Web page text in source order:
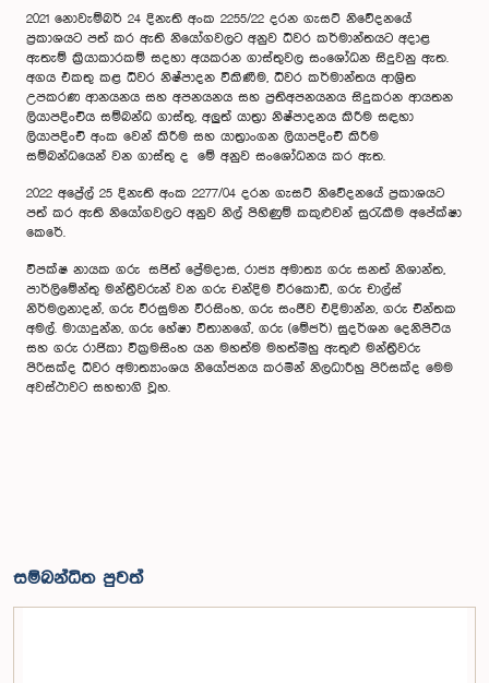
2021 නොවැම්බර් 24 දිනැති අංක 2255/22 දරන ගැසට් නිවේදනයේ
ප්‍රකාශයට පත් කර ඇති නියෝගවලට අනුව ධීවර කර්මාන්තයට අදාළ
ඇතැම් ක්‍රියාකාරකම් සදහා අයකරන ගාස්තුවල සංශෝධන සිදුවනු ඇත.
අගය එකතු කළ ධීවර නිෂ්පාදන විකිණීම, ධීවර කර්මාන්තය ආශ්‍රිත
උපකරණ ආනයනය සහ අපනයනය සහ ප්‍රතිඅපනයනය සිදුකරන ආයතන
ලියාපදිංචිය සම්බන්ධ ගාස්තු, අලුත් යාත්‍රා නිෂ්පාදනය කිරීම සඳහා
ලියාපදිංචි අංක වෙන් කිරීම සහ යාත්‍රාංගන ලියාපදිංචි කිරීම
සම්බන්ධයෙන් වන ගාස්තු ද මේ අනුව සංශෝධනය කර ඇත.
2022 අප්‍රේල් 25 දිනැති අංක 2277/04 දරන ගැසට් නිවේදනයේ ප්‍රකාශයට
පත් කර ඇති නියෝගවලට අනුව නිල් පිහිණුම් කකුළුවන් සුරැකීම අපේක්ෂා
කෙරේ.
විපක්ෂ නායක ගරු සජිත් ප්‍රේමදාස, රාජ්‍ය අමාත්‍ය ගරු සනත් නිශාන්ත,
පාර්ලිමේන්තු මන්ත්‍රීවරුන් වන ගරු චන්දිම වීරකොඩි, ගරු චාල්ස්
නිර්මලනාදන්, ගරු වීරසුමන වීරසිංහ, ගරු සංජීව එදිමාන්න, ගරු චින්තක
අමල්. මායාදුන්න, ගරු හේෂා විතාන‍ගේ, ගරු (මේජර්) සුදර්ශන දෙනිපිටිය
සහ ගරු රාජිකා වික්‍රමසිංහ යන මහත්ම මහත්මීහු ඇතුළු මන්ත්‍රීවරු
පිරිසක්ද ධීවර අමාත්‍යාංශය නියෝජනය කරමින් නිලධාරීහු පිරිසක්ද මෙම
අවස්ථාවට සහභාගි වූහ.
සම්බන්ධිත පුවත්